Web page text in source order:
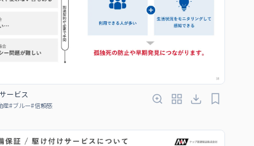
ービス
産#ブルー#信頼感